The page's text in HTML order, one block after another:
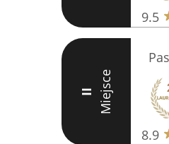
9.5
II Miejsce
8.9